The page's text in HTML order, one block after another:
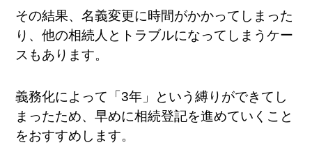
その結果、名義変更に時間がかかってしまった
り、他の相続人とトラブルになってしまうケー
スもあります。
義務化によって「3年」という縛りができてし
まったため、早めに相続登記を進めていくこと
をおすすめします。